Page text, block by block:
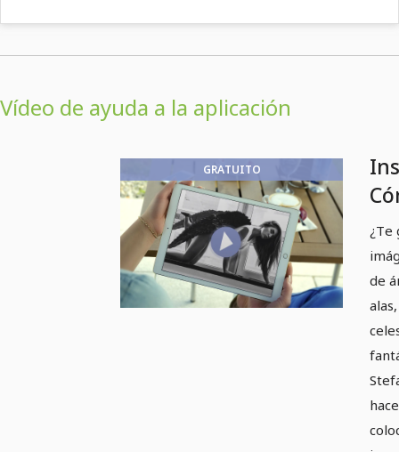
Vídeo de ayuda a la aplicación
GRATUITO
¿Te
de